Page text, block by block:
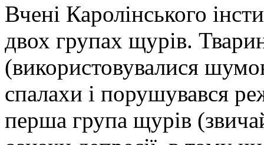
Вчені Каролінського
двох групах щурів.
(використовувалися
спалахи і порушувався
перша група щурів